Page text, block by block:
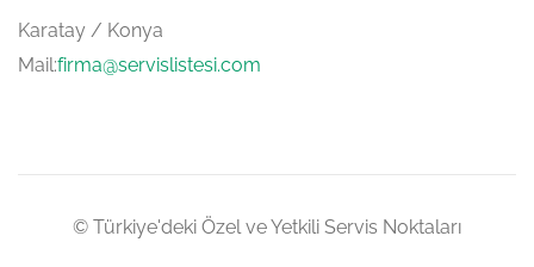
Karatay / Konya
Mail:firma@servislistesi.com
© Türkiye'deki Özel ve Yetkili Servis Noktaları